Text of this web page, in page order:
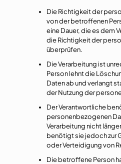
Die Richtigkeit der
von der betroffenen
eine Dauer, die es dem
die Richtigkeit der
überprüfen.
Die Verarbeitung ist
Person lehnt die
Daten ab und verlangt
der Nutzung der
Der Verantwortliche
personenbezogenen
Verarbeitung nicht
benötigt sie jedoch zur
oder Verteidigung von
Die betroffene Person